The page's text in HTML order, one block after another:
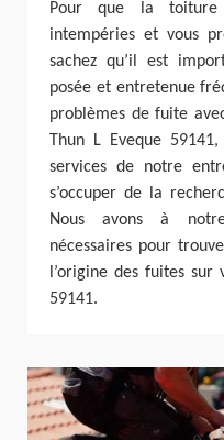
Pour que la toiture
intempéries et vous
sachez qu’il est
posée et entretenue
problèmes de fuite
Thun L Eveque
services de notre
s’occuper de la
Nous avons à
nécessaires pour
l’origine des fuites
59141.